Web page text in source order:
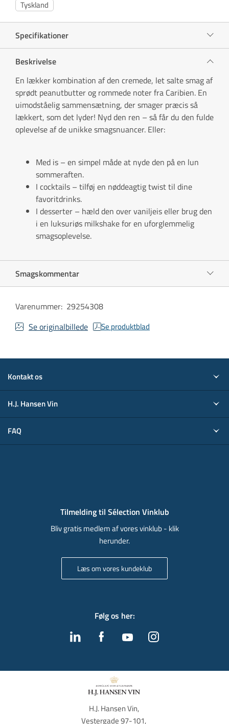
Tyskland
Specifikationer
Beskrivelse
En lækker kombination af den cremede, let salte smag af
sprødt peanutbutter og rommede noter fra Caribien. En
uimodståelig sammensætning, der smager præcis så
lækkert, som det lyder! Nyd den ren – så får du den fulde
oplevelse af de unikke smagsnuancer. Eller:
Med is – en simpel måde at nyde den på en lun
sommeraften.
I cocktails – tilføj en nøddeagtig twist til dine
favoritdrinks.
I desserter – hæld den over vaniljeis eller brug den
i en luksuriøs milkshake for en uforglemmelig
smagsoplevelse.
Smagskommentar
Varenummer: 29254308
Se originalbillede
Se produktblad
Kontakt os
H.J. Hansen Vin
FAQ
Tilmelding til Sélection Vinklub
Bliv gratis medlem af vores vinklub - klik
herunder.
Læs om vores kundeklub
Følg os her:
H.J. Hansen Vin,
Vestergade 97-101,